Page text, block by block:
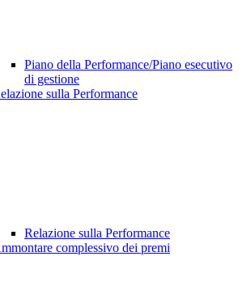
Piano della Performance/Piano esecutivo
di gestione
sulla Performance
Relazione sulla Performance
complessivo dei premi